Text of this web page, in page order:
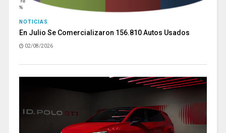
NOTICIAS
En Julio Se Comercializaron 156.810 Autos Usados
02/08/2026